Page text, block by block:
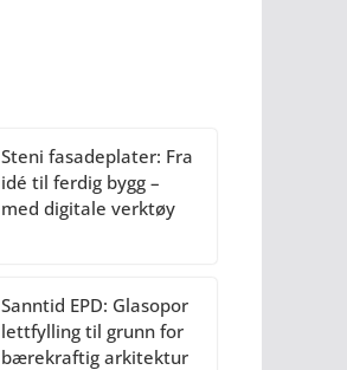
Steni fasadeplater: Fra
idé til ferdig bygg –
med digitale verktøy
Sanntid EPD: Glasopor
lettfylling til grunn for
bærekraftig arkitektur